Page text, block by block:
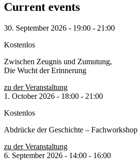
Current events
30. September 2026 - 19:00 - 21:00
Kostenlos
Zwischen Zeugnis und Zumutung,
Die Wucht der Erinnerung
zu der Veranstaltung
1. October 2026 - 18:00 - 21:00
Kostenlos
Abdrücke der Geschichte – Fachworkshop
zu der Veranstaltung
6. September 2026 - 14:00 - 16:00